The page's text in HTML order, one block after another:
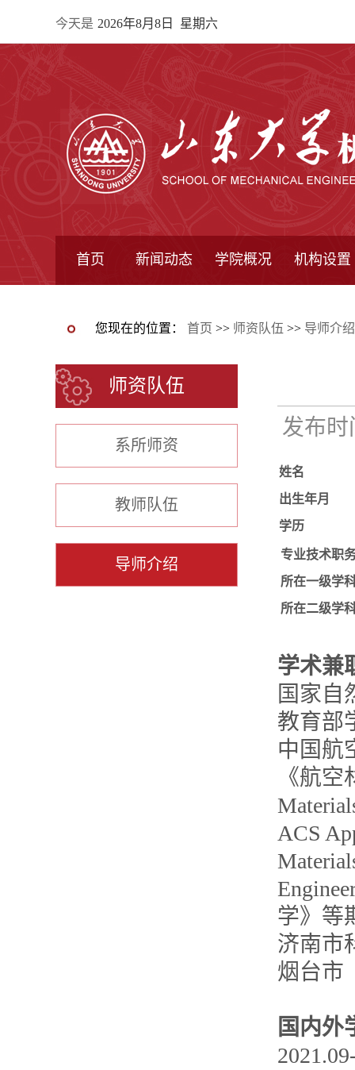
今天是 2026年8月8日 星期六
首页 新闻动态 学院概况 机构设置
您现在的位置： 首页 >> 师资队伍 >> 导师介绍
师资队伍
系所师资
教师队伍
导师介绍
发布
姓名
出生年月
学历
专业技术职
所在一级学
所在二级学
学术兼
国家自
教育部
中国航
《航
ACS
学》等
济南市
烟台市
国内外